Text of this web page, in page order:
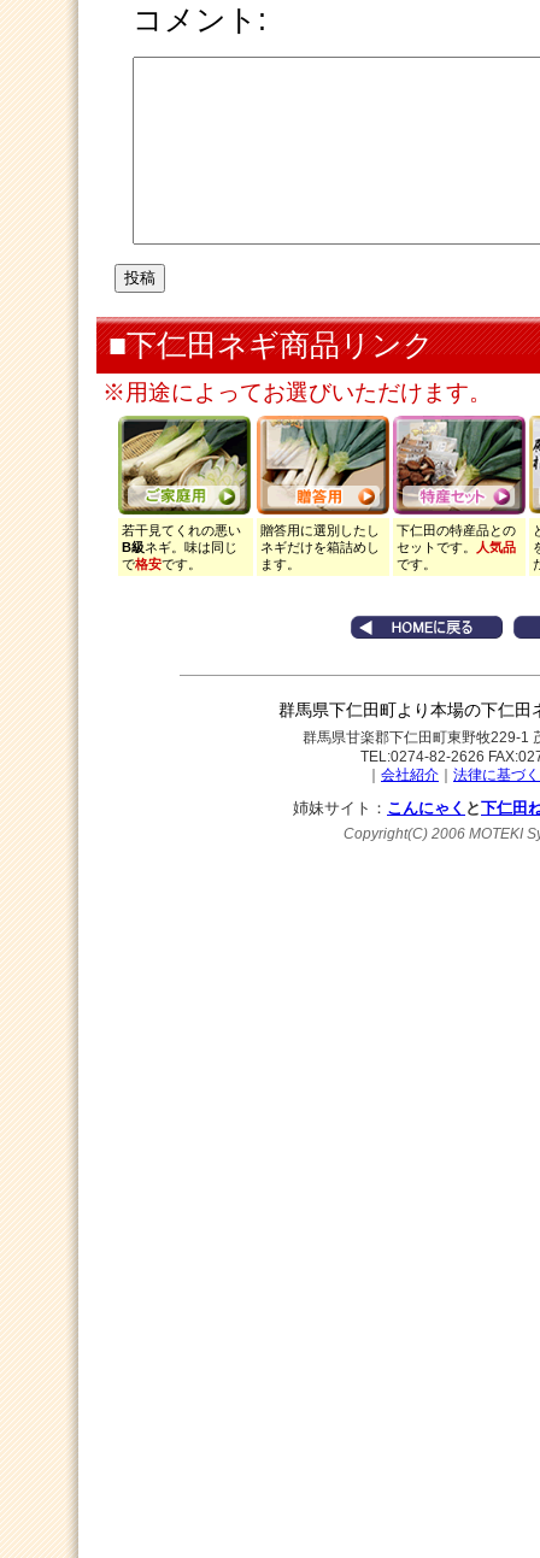
コメント:
■下仁田ネギ商品リンク
※用途によってお選びいただけます。
若干見てくれの悪い
B級ネギ。味は同じ
で格安です。
贈答用に選別したし
ネギだけを箱詰めし
ます。
下仁田の特産品との
セットです。
人気品
です。
群馬県下仁田町より本場の下仁田
群馬県甘楽郡下仁田町東野牧229-
TEL:0274-82-2626
会社紹介 法律に基づ
姉妹サイト： こんにゃく と下仁田
Copyright(C) 2006 MOTEKI